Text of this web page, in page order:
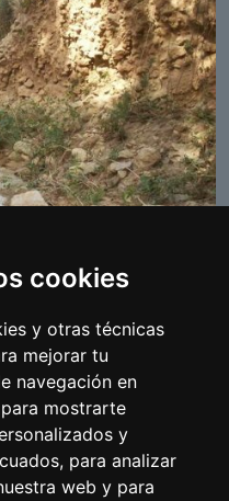
cookies
y otras técnicas
mejorar tu
navegación en
mostrarte
y
para analizar
web y para